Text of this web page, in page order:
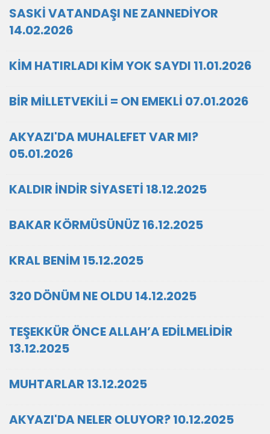
SASKİ VATANDAŞI NE ZANNEDİYOR
14.02.2026
KİM HATIRLADI KİM YOK SAYDI 11.01.2026
BİR MİLLETVEKİLİ = ON EMEKLİ 07.01.2026
AKYAZI'DA MUHALEFET VAR MI?
05.01.2026
KALDIR İNDİR SİYASETİ 18.12.2025
BAKAR KÖRMÜSÜNÜZ 16.12.2025
KRAL BENİM 15.12.2025
320 DÖNÜM NE OLDU 14.12.2025
TEŞEKKÜR ÖNCE ALLAH’A EDİLMELİDİR
13.12.2025
MUHTARLAR 13.12.2025
AKYAZI'DA NELER OLUYOR? 10.12.2025